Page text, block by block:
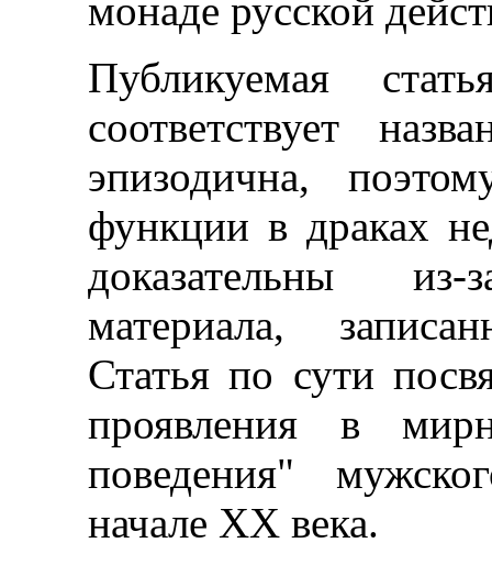
монаде русской
Публикуемая
соответствует
эпизодична,
функции в драках
доказательны
материала,
Статья по сути
проявления в
поведения"
начале XX века.